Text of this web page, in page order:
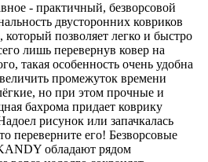
- практичный, безворсовой
двусторонних ковриков
который позволяет легко и быстро
лишь перевернув ковер на
такая особенность очень удобна
промежуток времени
но при этом прочные и
бахрома придает коврику
рисунок или запачкалась
переверните его! Безворсовые
обладают рядом